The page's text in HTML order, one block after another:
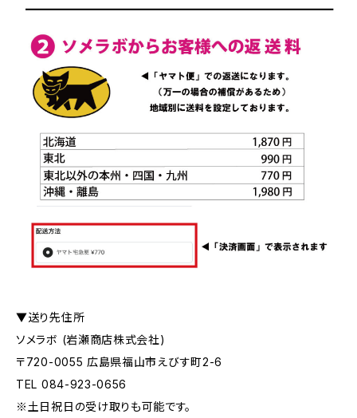
▼送り先住所
ソメラボ (岩瀬商店株式会社)
〒720-0055 広島県福山市えびす町2-6
TEL 084-923-0656
※土日祝日の受け取りも可能です。